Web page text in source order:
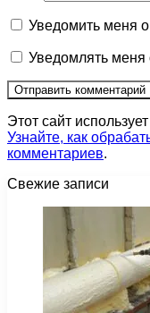
Уведомить меня
Уведомлять меня
Этот сайт
Узнайте, как
комментариев.
Свежие записи